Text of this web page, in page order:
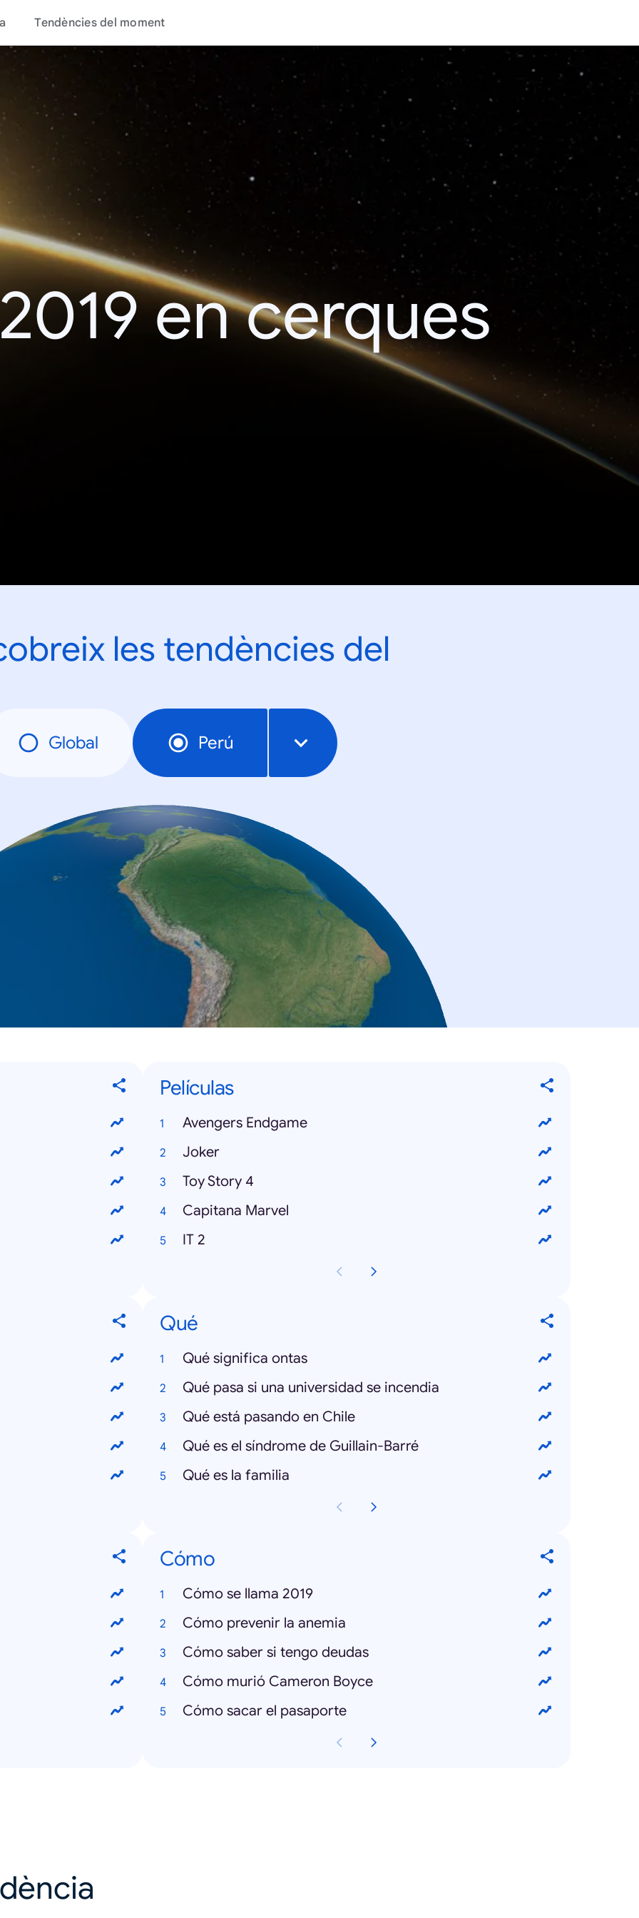
Tendències del moment
en cerques
les tendències del
Global Perú
Películas
Avengers Endgame
Joker
Toy Story 4
Capitana Marvel
IT 2
Qué
Qué significa ontas
Qué pasa si una universidad se incendia
Qué está pasando en Chile
Qué es el síndrome de Guillain-Barré
Qué es la familia
Cómo
Cómo se llama 2019
Cómo prevenir la anemia
Cómo saber si tengo deudas
Cómo murió Cameron Boyce
Cómo sacar el pasaporte